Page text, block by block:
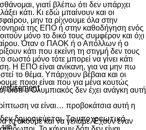
γιατί βλέπω ότι δεν υπάρχει
κάτι. Κι εδώ μπαίνουν και οι
μην τα ρίχνουμε όλα στην
της ΕΠΟ ή στην καθοδήγηση ενός
μόνο το δικό τους συμφέρον και όχι
Όταν ο ΠΑΟΚ ή ο Απόλλων ή ο
κάτι που εκείνη τη στιγμή δεν τους
σωστό μόνο τότε μπορεί να γίνει κάτι
Η ΕΠΟ είναι ανίκανη, για να μην πω
το θέμα. Υπάρχουν βέβαια και οι
ποιοι είναι που για μένα κουτώς
διότι ο Ολυμπιακός δεν έχει ανάγκη αυτή
να είναι… προβοκάτσια αυτή η
το ακούμε και να γελάμε. Εχουν έναν
δημοσιεύεται. Τα υποχρεωτικά
με*